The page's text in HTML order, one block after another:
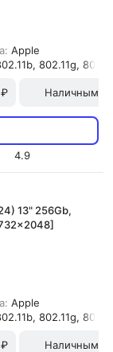
Apple
802.11g,
Наличными
4.9
13" 256Gb,
Apple
802.11g,
Наличными